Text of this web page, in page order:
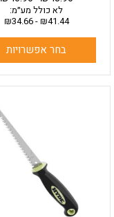
לא כולל מע״מ:
₪41.44
-
₪34.66
בחר אפשרויות